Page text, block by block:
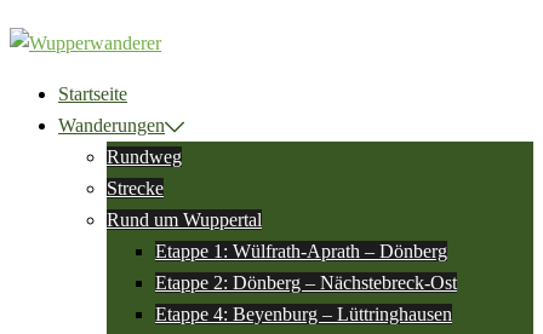
Zum
Inhalt
springenStartseite
Wanderungen
Rundweg
Strecke
Rund um Wuppertal
Etappe 1: Wülfrath-Aprath – Dönberg
Etappe 2: Dönberg – Nächstebreck-Ost
Etappe 4: Beyenburg – Lüttringhausen